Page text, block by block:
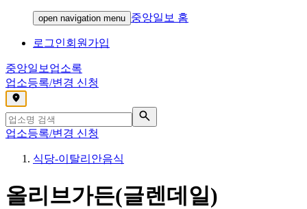
open navigation menu 중앙일보 홈
로그인회원가입
중앙일보 업소록
업소등록/변경 신청
,
업소등록/변경 신청
식당-이탈리안음식
올리브가든(글렌데일)